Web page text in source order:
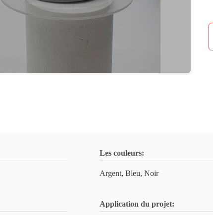
Les couleurs:
Argent, Bleu, Noir
Application du projet: